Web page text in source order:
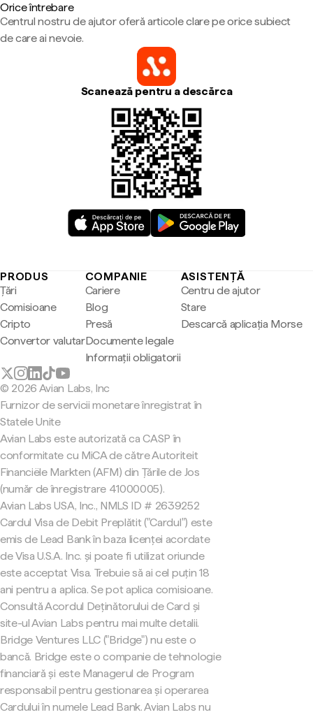
Orice întrebare
Centrul nostru de ajutor oferă articole clare pe orice subiect
de care ai nevoie.
Scanează pentru a descărca
PRODUS
Țări
Comisioane
Cripto
Convertor valutar
COMPANIE
Cariere
Blog
Presă
Documente legale
Informații obligatorii
ASISTENȚĂ
Centru de ajutor
Stare
Descarcă aplicația Morse
© 2026 Avian Labs, Inc
Furnizor de servicii monetare înregistrat în
Statele Unite
Avian Labs este autorizată ca CASP în
conformitate cu MiCA de către Autoriteit
Financiële Markten (AFM) din Țările de Jos
(număr de înregistrare 41000005).
Avian Labs USA, Inc., NMLS ID # 2639252
Cardul Visa de Debit Preplătit ("Cardul") este
emis de Lead Bank în baza licenței acordate
de Visa U.S.A. Inc. și poate fi utilizat oriunde
este acceptat Visa. Trebuie să ai cel puțin 18
ani pentru a aplica. Se pot aplica comisioane.
Consultă Acordul Deținătorului de Card și
site-ul Avian Labs pentru mai multe detalii.
Bridge Ventures LLC ("Bridge") nu este o
bancă. Bridge este o companie de tehnologie
financiară și este Managerul de Program
responsabil pentru gestionarea și operarea
Cardului în numele Lead Bank. Avian Labs nu